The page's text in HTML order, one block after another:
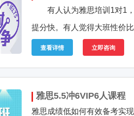
有人认为雅思培训1对1，
提分快。有人觉得大班性价
查看详情 立即咨询
雅思5.5冲6VIP6人课程
雅思成绩低如何有效备考实